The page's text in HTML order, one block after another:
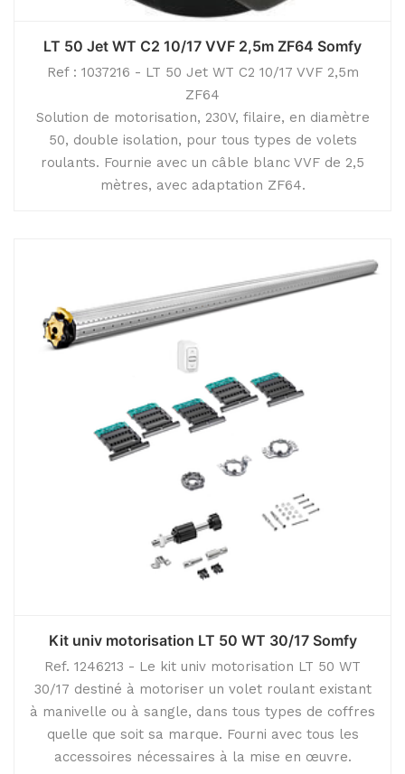
LT 50 Jet WT C2 10/17 VVF 2,5m ZF64 Somfy
Ref : 1037216 - LT 50 Jet WT C2 10/17 VVF 2,5m
ZF64
Solution de motorisation, 230V, filaire, en diamètre
50, double isolation, pour tous types de volets
roulants. Fournie avec un câble blanc VVF de 2,5
mètres, avec adaptation ZF64.
Kit univ motorisation LT 50 WT 30/17 Somfy
Ref. 1246213 - Le kit univ motorisation LT 50 WT
30/17 destiné à motoriser un volet roulant existant
à manivelle ou à sangle, dans tous types de coffres
quelle que soit sa marque. Fourni avec tous les
accessoires nécessaires à la mise en œuvre.